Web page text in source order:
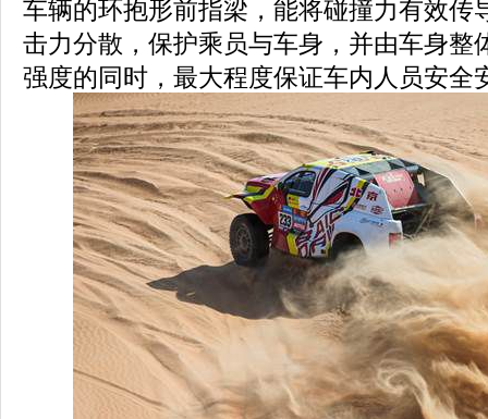
车辆的环抱形前指梁，能将碰撞力有效传
击力分散，保护乘员与车身，并由车身整
强度的同时，最大程度保证车内人员安全